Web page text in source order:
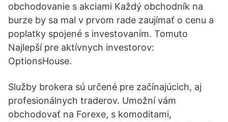
obchodovanie s akciami Každý obchodník na
burze by sa mal v prvom rade zaujímať o cenu a
poplatky spojené s investovaním. Tomuto
Najlepší pre aktívnych investorov:
OptionsHouse.
Služby brokera sú určené pre začínajúcich, aj
profesionálnych traderov. Umožní vám
obchodovať na Forexe, s komoditami,